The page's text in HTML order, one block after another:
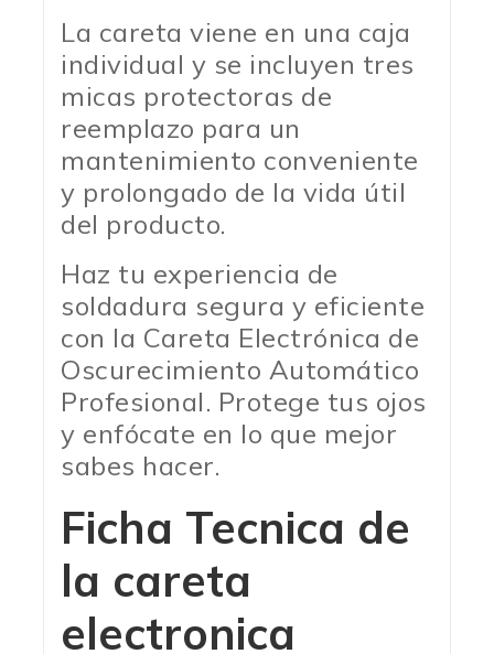
La careta viene en una caja
individual y se incluyen tres
micas protectoras de
reemplazo para un
mantenimiento conveniente
y prolongado de la vida útil
del producto.
Haz tu experiencia de
soldadura segura y eficiente
con la Careta Electrónica de
Oscurecimiento Automático
Profesional. Protege tus ojos
y enfócate en lo que mejor
sabes hacer.
Ficha Tecnica de
la careta
electronica